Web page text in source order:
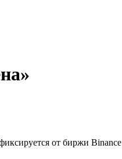
от биржи Binance